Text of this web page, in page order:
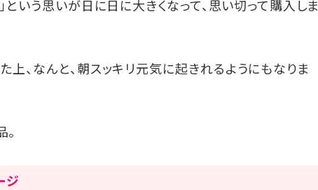
という思いが日に日に大きくなって、思い切って購入しま
上、なんと、朝スッキリ元気に起きれるようにもなりま
ジ